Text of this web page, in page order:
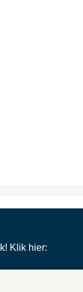
Klik hier: